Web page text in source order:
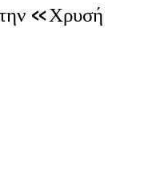
«Χρυσή